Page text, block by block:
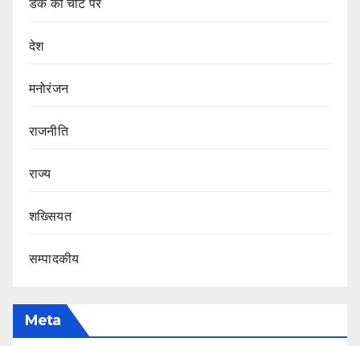
डंके की चोट पर
देश
मनोरंजन
राजनीति
राज्य
शख्सियत
सम्पादकीय
Meta